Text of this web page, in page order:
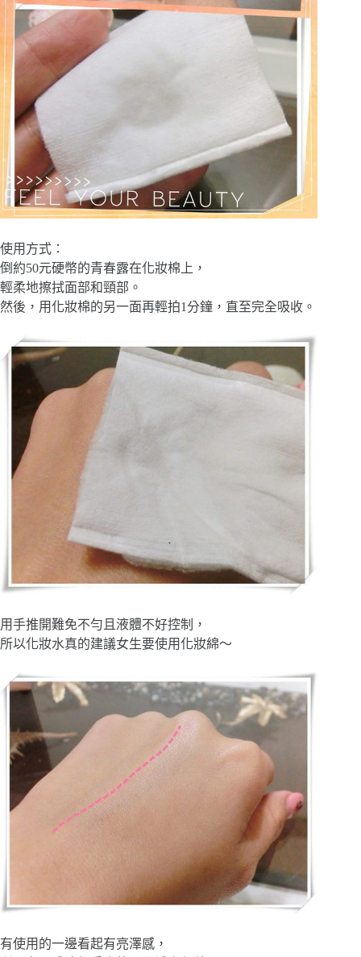
使用方式：
倒約50元硬幣的青春露在化妝棉上，
輕柔地擦拭面部和頸部。
然後，用化妝棉的另一面再輕拍1分鐘，直至完全吸收。
用手推開難免不勻且液體不好控制，
所以化妝水真的建議女生要使用化妝綿～
有使用的一邊看起有亮澤感，